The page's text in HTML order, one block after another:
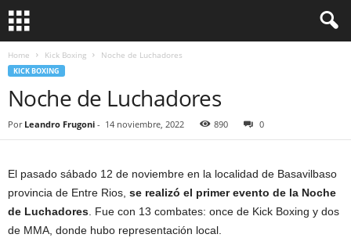
Home Kick Boxing Noche de Luchadores
KICK BOXING
Noche de Luchadores
Por Leandro Frugoni - 14 noviembre, 2022 890 0
El pasado sábado 12 de noviembre en la localidad de Basavilbaso
provincia de Entre Rios, se realizó el primer evento de la Noche
de Luchadores . Fue con 13 combates: once de Kick Boxing y dos
de MMA, donde hubo representación local.